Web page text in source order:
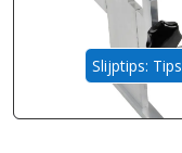
Slijptips: